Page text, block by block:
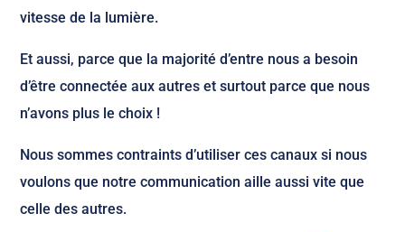
vitesse de la lumière.
Et aussi, parce que la majorité d’entre nous a besoin
d’être connectée aux autres et surtout parce que nous
n’avons plus le choix !
Nous sommes contraints d’utiliser ces canaux si nous
voulons que notre communication aille aussi vite que
celle des autres.